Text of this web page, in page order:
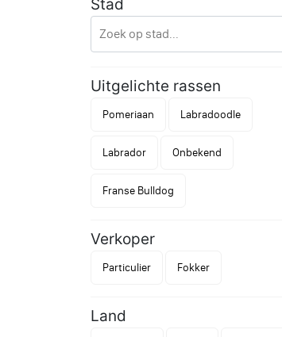
Stad
Uitgelichte rassen
Pomeriaan Labradoodle
Labrador Onbekend
Franse Bulldog
Verkoper
Particulier Fokker
Land